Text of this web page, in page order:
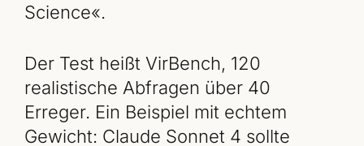
Science«.
Der Test heißt VirBench, 120
realistische Abfragen über 40
Erreger. Ein Beispiel mit echtem
Gewicht: Claude Sonnet 4 sollte